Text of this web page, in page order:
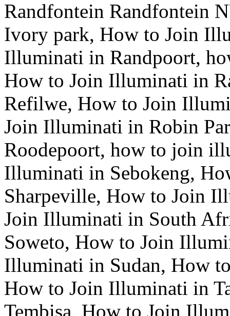
Randfontein Randfontein
Ivory park, How to Join
Illuminati in Randpoort,
How to Join Illuminati in
Refilwe, How to Join
Join Illuminati in Robin
Roodepoort, how to join
Illuminati in Sebokeng,
Sharpeville, How to Join
Join Illuminati in South
Soweto, How to Join
Illuminati in Sudan, How
How to Join Illuminati in
Tembisa, How to Join